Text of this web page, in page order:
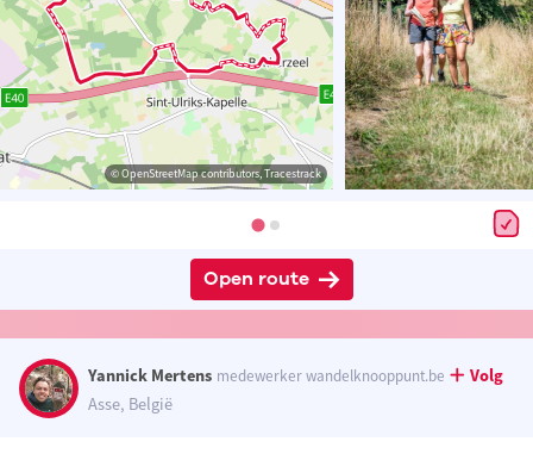
© OpenStreetMap contributors, Tracestrack
Open route
Yannick Mertens medewerker wandelknooppunt.be
Volg
Asse, België